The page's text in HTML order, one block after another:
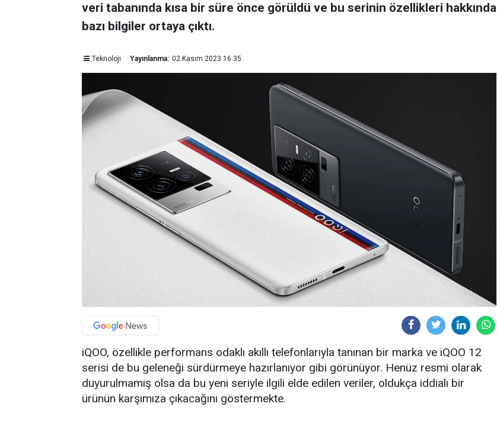
veri tabanında kısa bir süre önce görüldü ve bu serinin özellikleri hakkında
bazı bilgiler ortaya çıktı.
Teknoloji Yayınlanma: 02 Kasım 2023 16:35
iQOO, özellikle performans odaklı akıllı telefonlarıyla tanınan bir marka ve iQOO 12
serisi de bu geleneği sürdürmeye hazırlanıyor gibi görünüyor. Henüz resmi olarak
duyurulmamış olsa da bu yeni seriyle ilgili elde edilen veriler, oldukça iddialı bir
ürünün karşımıza çıkacağını göstermekte.